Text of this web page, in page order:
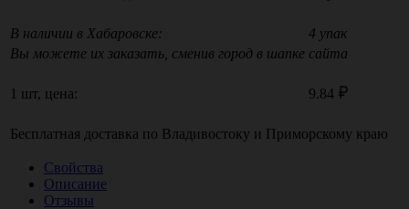
В наличии в Хабаровске:
4 упак
Вы можете их заказать, сменив город в шапке сайта
1 шт, цена: 9.84
Бесплатная доставка по Владивостоку и Приморскому краю
Свойства
Описание
Отзывы